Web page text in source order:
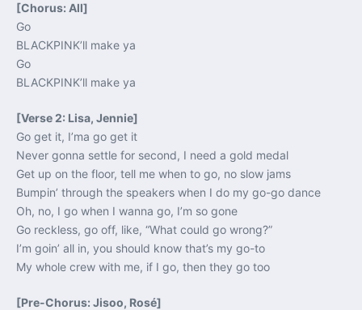
[Chorus: All]
Go
BLACKPINK’ll make ya
Go
BLACKPINK’ll make ya
[Verse 2: Lisa, Jennie]
Go get it, I’ma go get it
Never gonna settle for second, I need a gold medal
Get up on the floor, tell me when to go, no slow jams
Bumpin’ through the speakers when I do my go-go dance
Oh, no, I go when I wanna go, I’m so gone
Go reckless, go off, like, “What could go wrong?”
I’m goin’ all in, you should know that’s my go-to
My whole crew with me, if I go, then they go too
[Pre-Chorus: Jisoo, Rosé]